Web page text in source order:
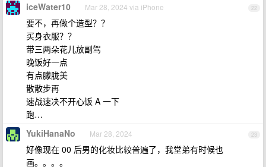
22
iceWater10 Mar 28, 2024 via iPhone
要不，再做个造型？？
买身衣服？？
带三两朵花儿放副驾
晚饭好一点
有点朦胧美
散散步再
速战速决不开心饭 A 一下
跑…
23
YukiHanaNo Mar 28, 2024
好像现在 00 后男的化妆比较普遍了，我堂弟有时候也
画。。。。